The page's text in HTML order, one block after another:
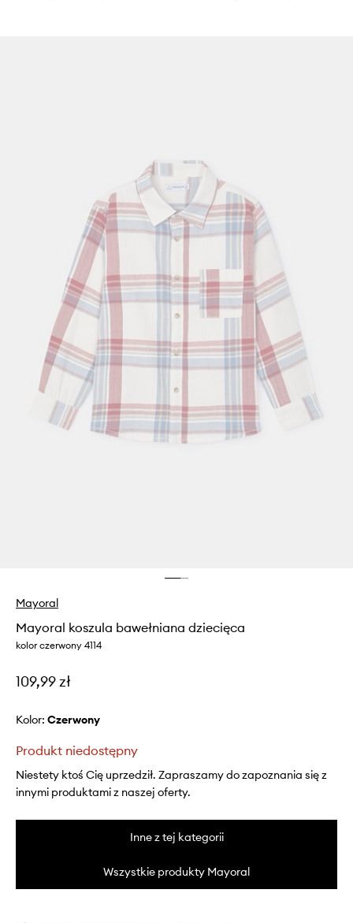
Mayoral
Mayoral koszula bawełniana dziecięca
kolor czerwony 4114
109,99 zł
Kolor: czerwony
Produkt niedostępny
Niestety ktoś Cię uprzedził. Zapraszamy do zapoznania się z
innymi produktami z naszej oferty.
Inne z tej kategorii
Wszystkie produkty Mayoral